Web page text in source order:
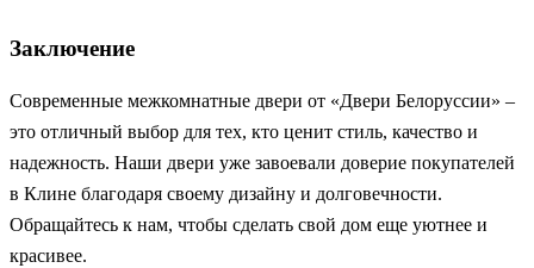
Заключение
Современные межкомнатные двери от «Двери Белоруссии» –
это отличный выбор для тех, кто ценит стиль, качество и
надежность. Наши двери уже завоевали доверие покупателей
в Клине благодаря своему дизайну и долговечности.
Обращайтесь к нам, чтобы сделать свой дом еще уютнее и
красивее.